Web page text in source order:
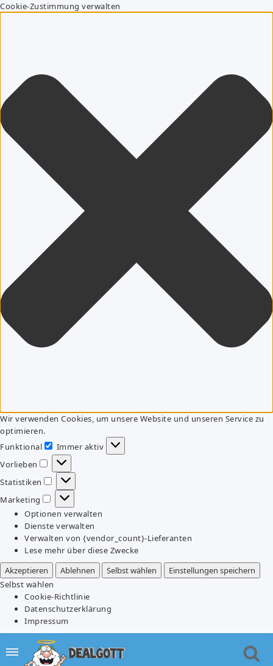
Cookie-Zustimmung verwalten
Wir verwenden Cookies, um unsere Website und unseren Service zu
optimieren.
Funktional
Funktional
Immer aktiv
Vorlieben
Vorlieben
Statistiken
Statistiken
Marketing
Marketing
Optionen verwalten
Dienste verwalten
Verwalten von {vendor_count}-Lieferanten
Lese mehr über diese Zwecke
Akzeptieren
Ablehnen Selbst wählen
Einstellungen speichern
Selbst wählen
Cookie-Richtlinie
Datenschutzerklärung
Impressum